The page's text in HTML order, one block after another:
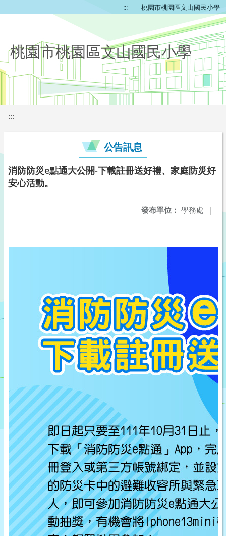
::: 桃園市桃園區文山國民小學
桃園市桃園區文山國民小學
:::
公告訊息
消防防災e點通大公開-下載註冊送好禮、家庭防災好
安心活動。
發布單位： 學務處 |